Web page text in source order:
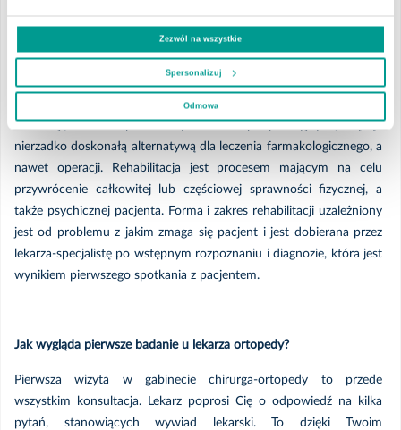
Zezwól na wszystkie
Spersonalizuj
Odmowa
Poradnia Reumatologiczna
Poradnia Urazowo - Ortopedyczna
Ćwiczenia rehabilitacyjne – alternatywa dla leków i operacji
Pracujący w naszej poradni personel to wykwalifikowani specjaliści,
którzy wierzą w to, że ćwiczenia rehabilitacyjne pozwalają na
likwidację bólów pourazowych oraz pooperacyjnych, będąc
nierzadko doskonałą alternatywą dla leczenia farmakologicznego, a
nawet operacji. Rehabilitacja jest procesem mającym na celu
przywrócenie całkowitej lub częściowej sprawności fizycznej, a
także psychicznej pacjenta. Forma i zakres rehabilitacji uzależniony
jest od problemu z jakim zmaga się pacjent i jest dobierana przez
lekarza-specjalistę po wstępnym rozpoznaniu i diagnozie, która jest
wynikiem pierwszego spotkania z pacjentem.
Jak wygląda pierwsze badanie u lekarza ortopedy?
Pierwsza wizyta w gabinecie chirurga-ortopedy to przede
wszystkim konsultacja. Lekarz poprosi Cię o odpowiedź na kilka
pytań, stanowiących wywiad lekarski. To dzięki Twoim